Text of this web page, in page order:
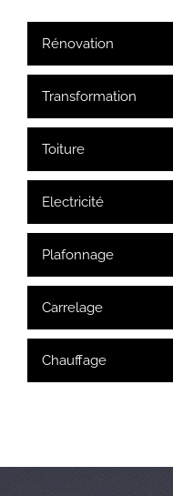
Rénovation
Transformation
Toiture
Electricité
Plafonnage
Carrelage
Chauffage